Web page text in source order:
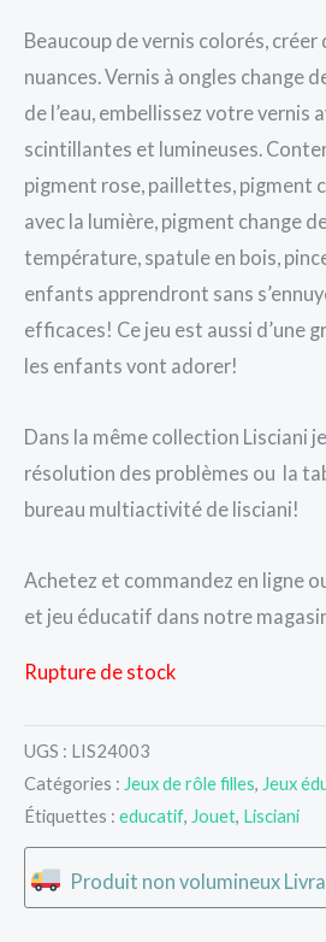
Beaucoup de vernis colorés, créer
nuances. Vernis à ongles change
de l’eau, embellissez votre vernis
scintillantes et lumineuses.
pigment rose, paillettes, pigment
avec la lumière, pigment change
température, spatule en bois,
enfants apprendront sans
efficaces! Ce jeu est aussi d’une
les enfants vont adorer!
Dans la même collection Lisciani
résolution des problèmes ou la
bureau multiactivité de lisciani!
Achetez et commandez en ligne
et jeu éducatif dans notre
Rupture de stock
UGS : LIS24003
Catégories : Jeux de rôle filles, Jeux
Étiquettes : educatif, Jouet, Lisciani
Produit non volumineux